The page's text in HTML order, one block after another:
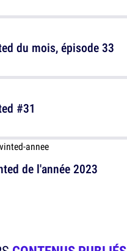
#31
du mois, épisode 33
de l'année 2023